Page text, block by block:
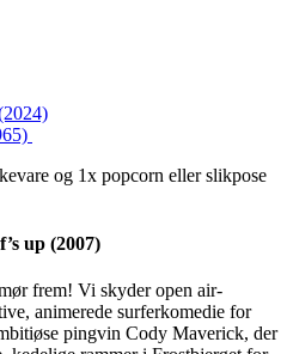
og 1x popcorn eller slikpose
up (2007)
frem! Vi skyder open air-
animerede surferkomedie for
pingvin Cody Maverick, der